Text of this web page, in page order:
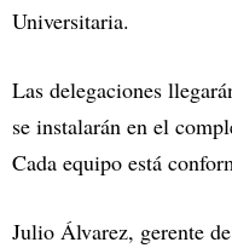
Universitaria.
Las delegaciones
se instalarán en el
Cada equipo está
Julio Álvarez, gerente